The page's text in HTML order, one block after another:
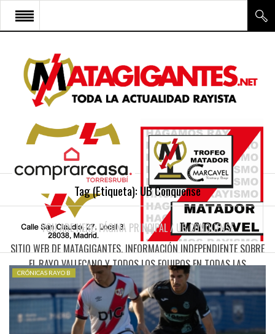
SITIO WEB DE MATAGIGANTES. INFORMACIÓN INDEPENDIENTE SOBRE
EL RAYO VALLECANO Y TODOS LOS EQUIPOS EN TODAS LAS
CATEGORÍAS.
INICIO
RAYO VALLECANO
CANTERA Y ESCUELA FRV
RAYO FÉMINAS
MULTIMEDIA
CONTACTO
Tag (Etiqueta): UB Conquense
YOU ARE HERE: PÁGINA PRINCIPAL/ UB CONQUENSE
CRÓNICAS RAYO B